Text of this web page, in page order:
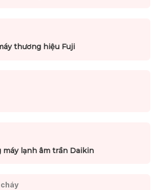
thương hiệu Fuji
máy lạnh âm trần Daikin